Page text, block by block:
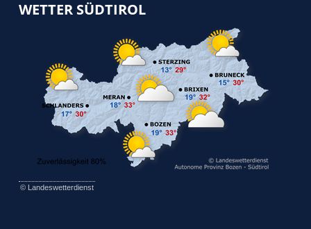
WETTER SÜDTIROL
© Landeswetterdienst